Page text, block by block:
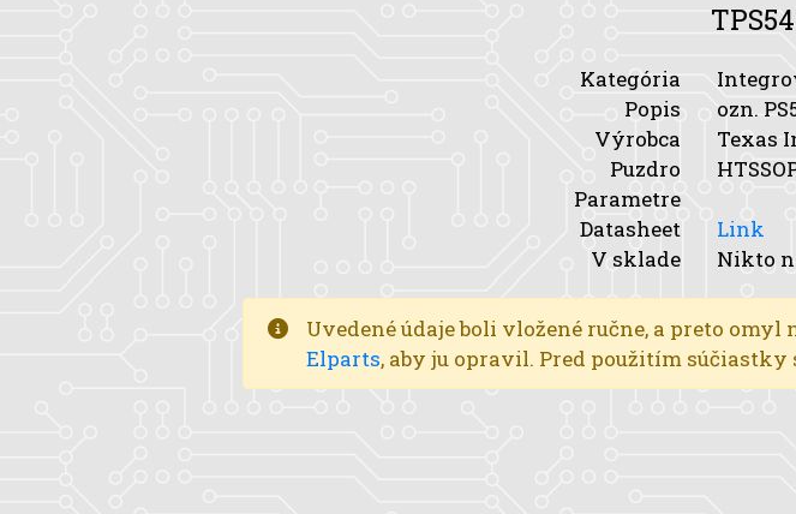
Kategória
Popis
ozn.
Výrobca
Texas
Puzdro
Parametre
Datasheet
Link
V sklade
Nikto
Uvedené údaje boli vložené ručne, a preto
Elparts, aby ju opravil. Pred použitím